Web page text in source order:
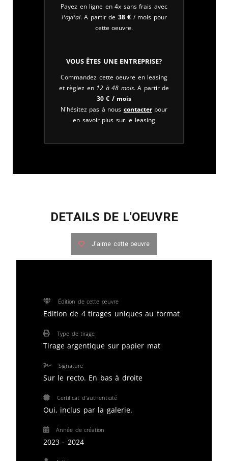
Payez en ligne en 4x sans frais avec
PayPal. A partir de 38 € / mois pour
cette oeuvre.
Vous êtes une entreprise?
Commandez cette oeuvre en leasing
et règlez en 12 à 48 mois. A partir de
30€ / mois
N'hésitez pas à nous contacterpour
en savoir plus sur le leasing
DETAILS DE L'OEUVRE
J'aime cette oeuvre
Édition de cette œuvre
Edition de 4 tirages uniques au format
Type de tirage
Tirage argentique sur papier mat
Signature
Sur le recto. En bas à droite
Certificat d'authenticité
Oui, inclus par la galerie.
Année de création
2023 - 2024